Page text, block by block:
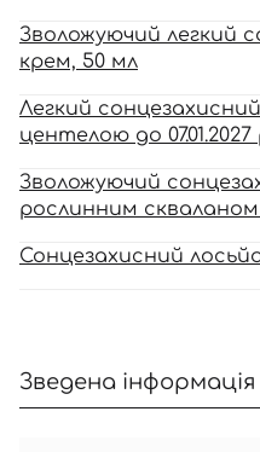
Зволожуючий легкий
крем, 50 мл
Легкий
центелою до 07.01.2027
Зволожуючий
рослинним скваланом
Сонцезахисний
Зведена